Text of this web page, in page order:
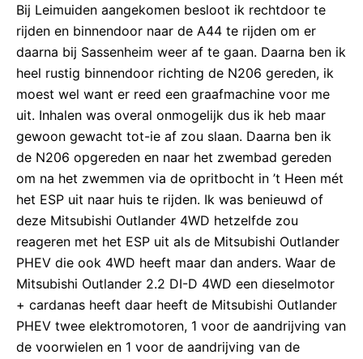
Bij Leimuiden aangekomen besloot ik rechtdoor te
rijden en binnendoor naar de A44 te rijden om er
daarna bij Sassenheim weer af te gaan. Daarna ben ik
heel rustig binnendoor richting de N206 gereden, ik
moest wel want er reed een graafmachine voor me
uit. Inhalen was overal onmogelijk dus ik heb maar
gewoon gewacht tot-ie af zou slaan. Daarna ben ik
de N206 opgereden en naar het zwembad gereden
om na het zwemmen via de opritbocht in ’t Heen mét
het ESP uit naar huis te rijden. Ik was benieuwd of
deze Mitsubishi Outlander 4WD hetzelfde zou
reageren met het ESP uit als de Mitsubishi Outlander
PHEV die ook 4WD heeft maar dan anders. Waar de
Mitsubishi Outlander 2.2 DI-D 4WD een dieselmotor
+ cardanas heeft daar heeft de Mitsubishi Outlander
PHEV twee elektromotoren, 1 voor de aandrijving van
de voorwielen en 1 voor de aandrijving van de